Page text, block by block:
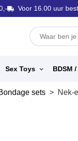
Voor 16.00 uur
Sex Toys BDSM
sets > Nek-